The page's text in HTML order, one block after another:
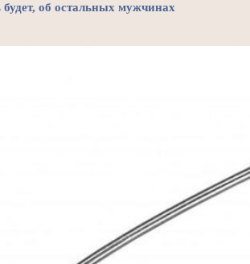
будет, об остальных мужчинах